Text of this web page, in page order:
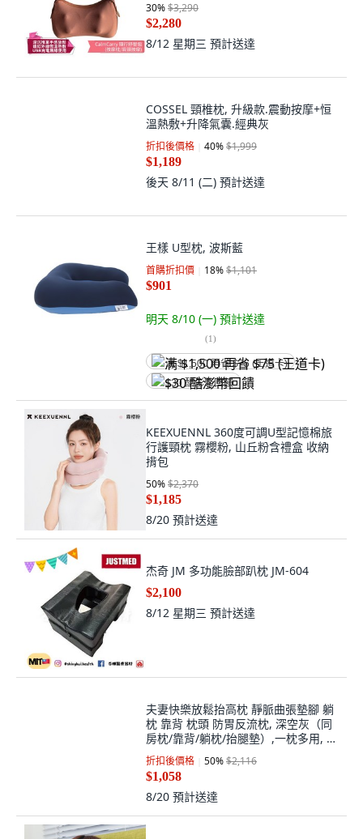
30%$3,290
$2,280
8/12 星期三 預計送達
COSSEL 頸椎枕, 升級款.震動按摩+恒
溫熱敷+升降氣囊.經典灰
折扣後價格 40%$1,999
$1,189
後天 8/11 (二) 預計送達
首購折扣價 18%$1,101
$901
(1)
满 $1,500 再省 $75 (王道卡)
$30 酷澎幣回饋
行護頸枕 霧櫻粉, 山丘粉含禮盒 收納
揹包
50%$2,370
$1,185
8/20預計送達
$2,100
8/12 星期三
枕 靠背 枕頭 防胃反流枕, 深空灰（同
房枕/靠背/躺枕/抬腿墊）,一枕多用, 深
空灰
折扣後價格 50%$2,116
$1,058
8/20預計送達